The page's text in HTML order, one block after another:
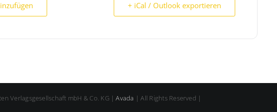
+ iCal / Outlook exportieren
Verlagsgesellschaft mbH & Co. KG |Avada | All Rights Reserved |